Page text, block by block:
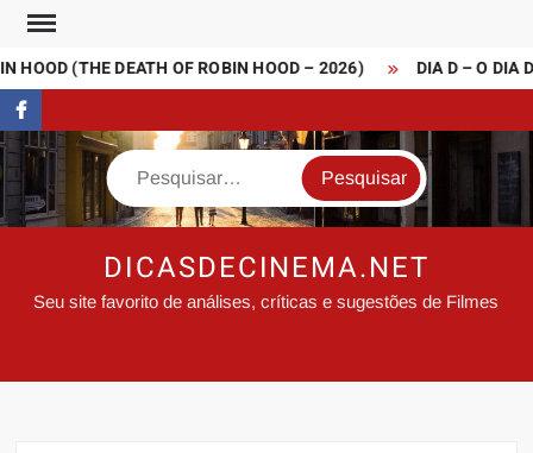
Skip
content
HOOD (THE DEATH OF ROBIN HOOD – 2026) DIA D – O DIA
FaceBook
Search
DICASDECINEMA.NET
Seu site favorito de análises, críticas e sugestões de Filmes